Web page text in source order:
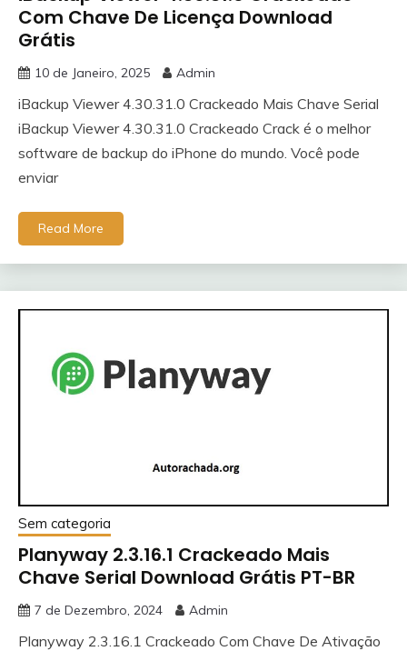
Com Chave De Licença Download
Grátis
10 de Janeiro, 2025 Admin
iBackup Viewer 4.30.31.0 Crackeado Mais Chave Serial
iBackup Viewer 4.30.31.0 Crackeado Crack é o melhor
software de backup do iPhone do mundo. Você pode
enviar
Read More
Sem categoria
Planyway 2.3.16.1 Crackeado Mais
Chave Serial Download Grátis PT-BR
7 de Dezembro, 2024 Admin
Planyway 2.3.16.1 Crackeado Com Chave De Ativação